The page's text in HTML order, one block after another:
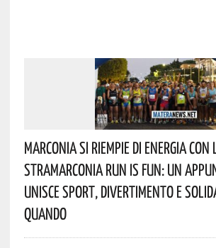
Marconia Si Riempie Di Energia Con
StraMarconia Run Is Fun: Un
Unisce Sport, Divertimento E
Quando